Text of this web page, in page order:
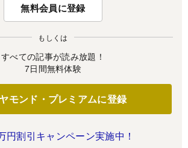
無料会員に登録
もしくは
すべての記事が読み放題！
7日間無料体験
モンド・プレミアムに登録
円割引キャンペーン実施中！